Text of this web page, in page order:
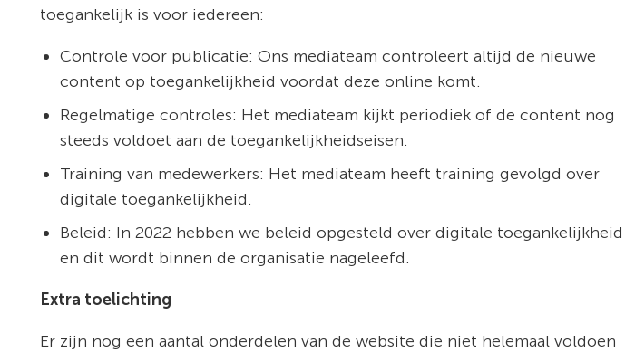
toegankelijk is voor iedereen:
Controle voor publicatie: Ons mediateam controleert altijd de nieuwe
content op toegankelijkheid voordat deze online komt.
Regelmatige controles: Het mediateam kijkt periodiek of de content nog
steeds voldoet aan de toegankelijkheidseisen.
Training van medewerkers: Het mediateam heeft training gevolgd over
digitale toegankelijkheid.
Beleid: In 2022 hebben we beleid opgesteld over digitale toegankelijkheid
en dit wordt binnen de organisatie nageleefd.
Extra toelichting
Er zijn nog een aantal onderdelen van de website die niet helemaal voldoen